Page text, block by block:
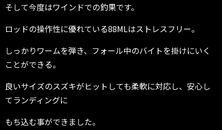
そして今度はワインドでの釣果です。
ロッドの操作性に優れている88MLはストレスフリー。
しっかりワームを弾き、フォール中のバイトを掛けにいく
ことができる。
良いサイズのスズキがヒットしても柔軟に対応し、安心し
てランディングに
もち込む事ができました。